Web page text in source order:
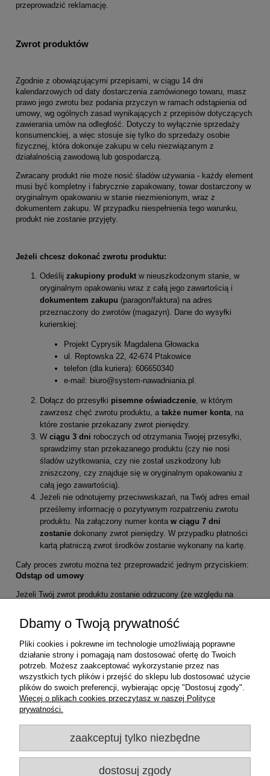
przeprowadzić reklamację.
Zwrot produktów
Zgodnie z obowiązującymi przepisami, w ciągu 14 dni
kalendarzowych od daty dostarczenia zamówionego towaru, masz
prawo jego zwrotu bez podania przyczyn w ramach odstąpienia od
umowy, wg ogólnych zasad wynikających z przepisów dotyczących
zawierania umów na odległość. Dotyczy to wyłącznie sprzedaży
konsumenckiej, a więc stosuje się tylko do sprzedaży osobie
fizycznej, która dokonuje zakupu w celu niezwiązanym z
działalnością zawodową lub gospodarczą.
Zwracany produkt nie może nosić śladów używania - każdy element
musi być kompletny i fabrycznie zapakowany, towar dostarczony w
oryginalnym opakowaniu w stanie niezmienionym, wraz z
dokumentem zakupu. W przypadku niespełnienia tego warunku,
produkt nie zostanie przyjęty.
Jeżeli chcesz dokonać zwrotu produktu:
Odeślij zakupiony produkt w nieuszkodzonym stanie, w
oryginalnym opakowaniu wraz z całą jego zawartością i
dokumentem zakupu (paragon/faktura) na adres
przeznaczony do zwrotów (magazyn). Dane do wysyłki
kurierskiej:
Projekt Cyprysik Magdalena Głowacka
ul. Reptowska 22, 42-674 Ptakowice
telefon (dla kuriera): 606650340
e-mail: biuro@system-nawadniania.pl.
Dołącz do przesyłki pisemne oświadczenie, w którym
zawrzesz chęć zwrotu produktu, a także numer konta, na
które zostanie przekazany zwrot pieniędzy.
W ciągu 3 dni roboczych od otrzymania Twojej przesyłki,
sprawdzimy stan przekazanego produktu (czy nie nosi
śladów użytkowania, czy nie został uszkodzony lub
zniszczony, czy znajduje się w oryginalnym opakowaniu z
całą jego zawartością).
Jeżeli nie odnotujemy przeciwwskazań, na Twój adres email
prześlemy informację o pozytywnym rozpatrzeniu zwrotu
produktu. Na załączony numer konta w ciągu 7 dni
zostanie dokonany zwrot pieniędzy. W przypadku płatności
kartą płatniczą zwrot środków zostanie wykonany na kartę.
Cały proces zwrotu można też przeprowadzić jednym przyciskiem:
Odstąp od umowy
Jeżeli Twój zwrot produktu zostanie odrzucony (ze względu na
wskazany adres email informację o nieprzyjęciu zwrotu produktu.
W ciągu 7 dni roboczych na wskazany adres zwrotny odeślemy
Pamiętaj! Koszty zwrotu produktu ponosi zwracający! (Regulamin
zakupów).
Pomoc
Moje konto
Dbamy o Twoją prywatność
Pliki cookies i pokrewne im technologie umożliwiają poprawne
działanie strony i pomagają nam dostosować ofertę do Twoich
potrzeb. Możesz zaakceptować wykorzystanie przez nas
wszystkich tych plików i przejść do sklepu lub dostosować użycie
plików do swoich preferencji, wybierając opcję "Dostosuj zgody".
Więcej o plikach cookies przeczytasz w naszej Polityce
prywatności.
zaakceptuj tylko niezbędne
dostosuj zgody